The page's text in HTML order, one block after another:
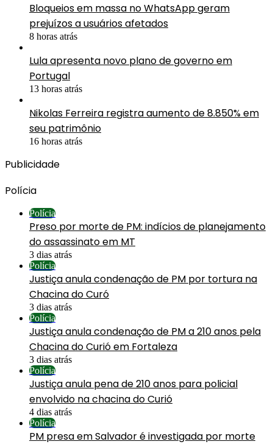
Bloqueios em massa no WhatsApp geram
prejuízos a usuários afetados
8 horas atrás
Lula apresenta novo plano de governo em
Portugal
13 horas atrás
Nikolas Ferreira registra aumento de 8.850% em
seu patrimônio
16 horas atrás
Publicidade
Polícia
Polícia
Preso por morte de PM: indícios de planejamento
do assassinato em MT
3 dias atrás
Polícia
Justiça anula condenação de PM por tortura na
Chacina do Curó
3 dias atrás
Polícia
Justiça anula condenação de PM a 210 anos pela
Chacina do Curió em Fortaleza
3 dias atrás
Polícia
Justiça anula pena de 210 anos para policial
envolvido na chacina do Curió
4 dias atrás
Polícia
PM presa em Salvador é investigada por morte